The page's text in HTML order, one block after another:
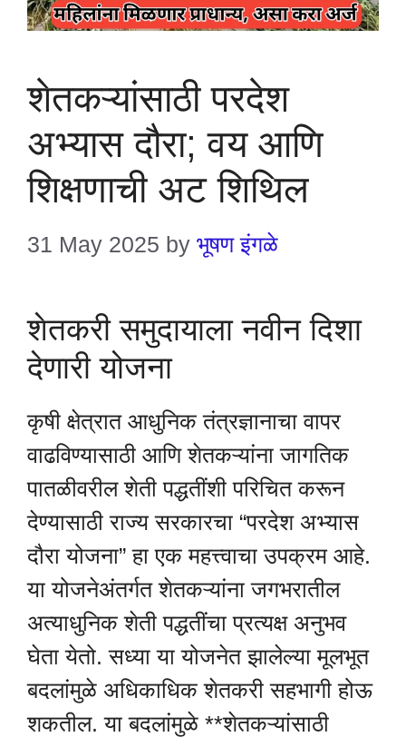
शेतकऱ्यांसाठी परदेश
अभ्यास दौरा; वय आणि
शिक्षणाची अट शिथिल
31 May 2025 by भूषण इंगळे
शेतकरी समुदायाला नवीन दिशा
देणारी योजना
कृषी क्षेत्रात आधुनिक तंत्रज्ञानाचा वापर
वाढविण्यासाठी आणि शेतकऱ्यांना जागतिक
पातळीवरील शेती पद्धतींशी परिचित करून
देण्यासाठी राज्य सरकारचा “परदेश अभ्यास
दौरा योजना” हा एक महत्त्वाचा उपक्रम आहे.
या योजनेअंतर्गत शेतकऱ्यांना जगभरातील
अत्याधुनिक शेती पद्धतींचा प्रत्यक्ष अनुभव
घेता येतो. सध्या या योजनेत झालेल्या मूलभूत
बदलांमुळे अधिकाधिक शेतकरी सहभागी होऊ
शकतील. या बदलांमुळे **शेतकऱ्यांसाठी